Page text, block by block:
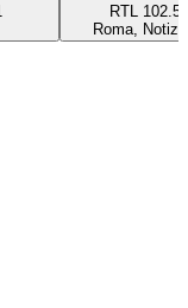
RTL 102.5
Roma,